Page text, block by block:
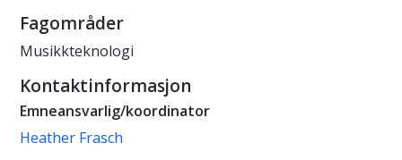
Fagområder
Musikkteknologi
Kontaktinformasjon
Emneansvarlig/koordinator
Heather Frasch